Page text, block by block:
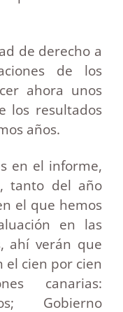
de derecho a
de los
ahora unos
los resultados
años.
en el informe,
tanto del año
el que hemos
en las
ahí verán que
cien por cien
canarias:
Gobierno